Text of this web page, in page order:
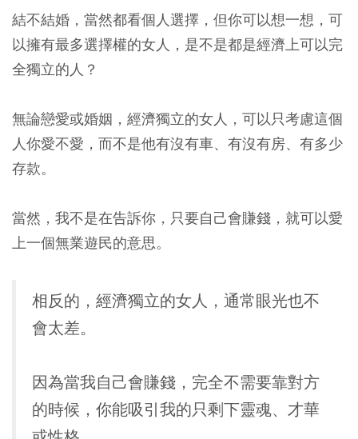
結不結婚，當然都看個人選擇，但你可以想一想，可
以擁有最多選擇權的女人，是不是都是經濟上可以完
全獨立的人？
無論戀愛或婚姻，經濟獨立的女人，可以只考慮這個
人你愛不愛，而不是他有沒有車、有沒有房、有多少
存款。
當然，我不是在告訴你，只要自己會賺錢，就可以愛
上一個無業遊民的意思。
相反的，經濟獨立的女人，通常眼光也不
會太差。
因為當我自己會賺錢，完全不需要靠對方
的時候，你能吸引我的只剩下靈魂、才華